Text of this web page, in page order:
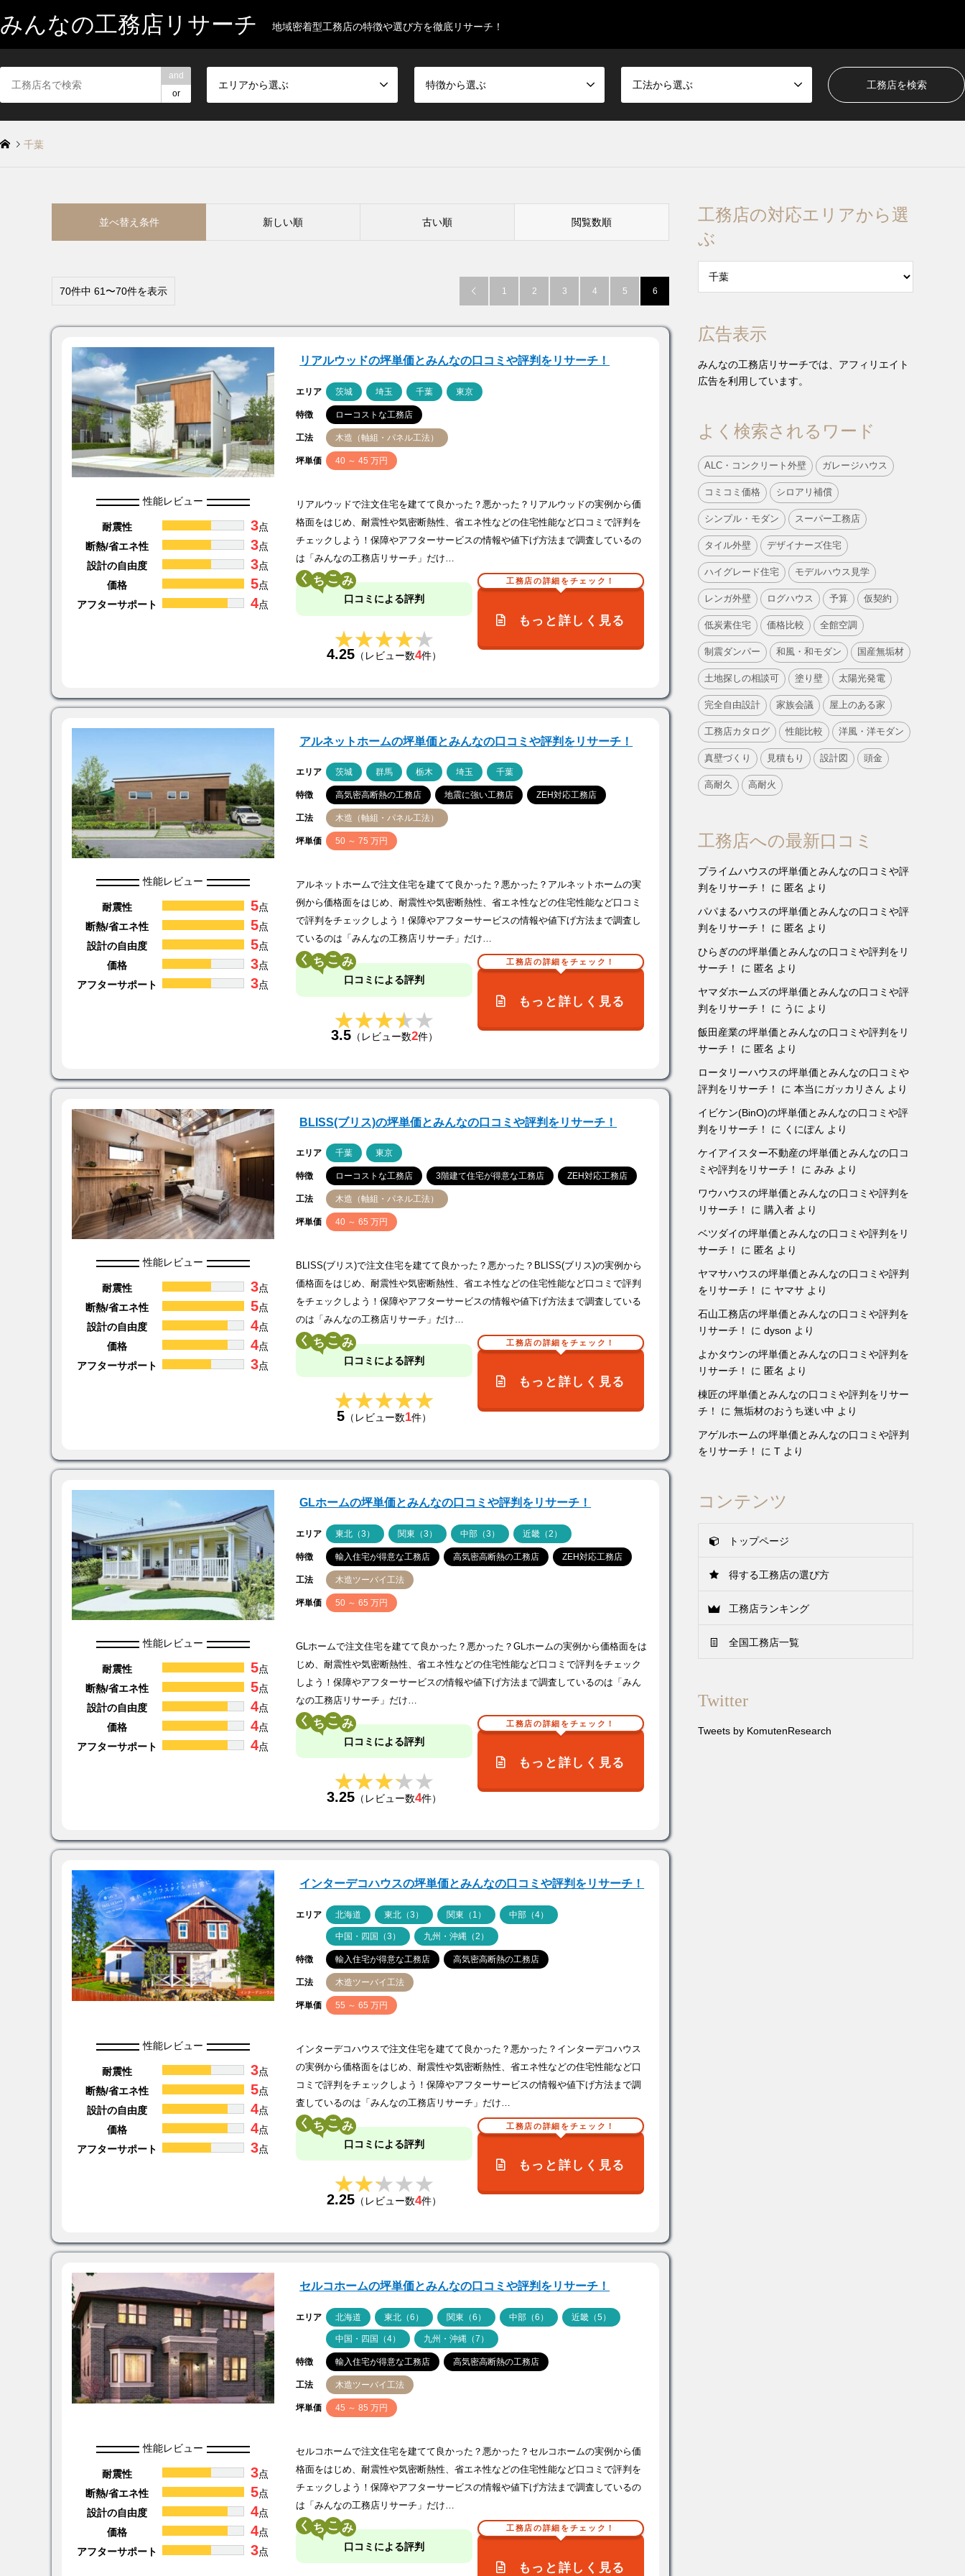
みんなの工務店リサーチ 地域密着型工務店の特徴や選び方を徹底リサーチ！
and
or
エリアから選ぶ 特徴から選ぶ 工法から選ぶ
千葉
並べ替え条件 新しい順 古い順 閲覧数順
70件中 61〜70件を表示  1 2 3 4 5 6
リアルウッドの坪単価とみんなの口コミや評判をリサーチ！
エリア 茨城 埼玉 千葉 東京
特徴 ローコストな工務店
工法 木造（軸組・パネル工法）
坪単価 40 ～ 45 万円
性能レビュー
耐震性 3点
断熱/省エネ性
3点
設計の自由度
3点
価格
5点
アフターサポート
4点
リアルウッドで注文住宅を建てて良かった？悪かった？リアルウッドの実例から価
格面をはじめ、耐震性や気密断熱性、省エネ性などの住宅性能など口コミで評判を
チェックしよう！保障やアフターサービスの情報や値下げ方法まで調査しているの
は「みんなの工務店リサーチ」だけ…
く こ
口コミによる評判
★★★★★
★★★★★
4.25 （レビュー数4件）
工務店の詳細をチェック！
もっと詳しく見る
アルネットホームの坪単価とみんなの口コミや評判をリサーチ！
エリア 茨城 群馬 栃木 埼玉 千葉
特徴 高気密高断熱の工務店 地震に強い工務店 ZEH対応工務店
工法 木造（軸組・パネル工法）
坪単価 50 ～ 75 万円
性能レビュー
耐震性 5点
断熱/省エネ性
5点
設計の自由度
5点
価格
3点
アフターサポート
3点
アルネットホームで注文住宅を建てて良かった？悪かった？アルネットホームの実
例から価格面をはじめ、耐震性や気密断熱性、省エネ性などの住宅性能など口コミ
で評判をチェックしよう！保障やアフターサービスの情報や値下げ方法まで調査し
ているのは「みんなの工務店リサーチ」だけ…
く こ
口コミによる評判
★★★★★
★★★★★
3.5（レビュー数2件）
工務店の詳細をチェック！
もっと詳しく見る
BLISS(ブリス)の坪単価とみんなの口コミや評判をリサーチ！
エリア 千葉 東京
特徴 ローコストな工務店 3階建て住宅が得意な工務店 ZEH対応工務店
工法 木造（軸組・パネル工法）
坪単価 40 ～ 65 万円
性能レビュー
耐震性 3点
断熱/省エネ性
5点
設計の自由度
4点
価格
4点
アフターサポート
3点
BLISS(ブリス)で注文住宅を建てて良かった？悪かった？BLISS(ブリス)の実例から
価格面をはじめ、耐震性や気密断熱性、省エネ性などの住宅性能など口コミで評判
をチェックしよう！保障やアフターサービスの情報や値下げ方法まで調査している
のは「みんなの工務店リサーチ」だけ…
く こ
口コミによる評判
★★★★★
★★★★★
5 （レビュー数1件）
工務店の詳細をチェック！
もっと詳しく見る
GLホームの坪単価とみんなの口コミや評判をリサーチ！
エリア 東北（3） 関東（3） 中部（3） 近畿（2）
特徴 輸入住宅が得意な工務店 高気密高断熱の工務店 ZEH対応工務店
工法 木造ツーバイ工法
坪単価 50 ～ 65 万円
性能レビュー
耐震性 5点
断熱/省エネ性
5点
設計の自由度
4点
価格
4点
アフターサポート
4点
GLホームで注文住宅を建てて良かった？悪かった？GLホームの実例から価格面をは
じめ、耐震性や気密断熱性、省エネ性などの住宅性能など口コミで評判をチェック
しよう！保障やアフターサービスの情報や値下げ方法まで調査しているのは「みん
なの工務店リサーチ」だけ…
く こ
口コミによる評判
★★★★★
★★★★★
3.25 （レビュー数4件）
工務店の詳細をチェック！
もっと詳しく見る
インターデコハウスの坪単価とみんなの口コミや評判をリサーチ！
エリア 北海道 東北（3） 関東（1） 中部（4）
中国・四国（3） 九州・沖縄（2）
特徴 輸入住宅が得意な工務店 高気密高断熱の工務店
工法 木造ツーバイ工法
坪単価 55 ～ 65 万円
性能レビュー
耐震性 3点
断熱/省エネ性
5点
設計の自由度
4点
価格
4点
アフターサポート
3点
インターデコハウスで注文住宅を建てて良かった？悪かった？インターデコハウス
の実例から価格面をはじめ、耐震性や気密断熱性、省エネ性などの住宅性能など口
コミで評判をチェックしよう！保障やアフターサービスの情報や値下げ方法まで調
査しているのは「みんなの工務店リサーチ」だけ…
く こ
口コミによる評判
★★★★★
★★★★★
2.25 （レビュー数4件）
工務店の詳細をチェック！
もっと詳しく見る
セルコホームの坪単価とみんなの口コミや評判をリサーチ！
エリア 北海道 東北（6） 関東（6） 中部（6） 近畿（5）
中国・四国（4） 九州・沖縄（7）
特徴 輸入住宅が得意な工務店 高気密高断熱の工務店
工法 木造ツーバイ工法
坪単価 45 ～ 85 万円
性能レビュー
耐震性 3点
断熱/省エネ性
5点
設計の自由度
4点
価格
4点
アフターサポート
3点
セルコホームで注文住宅を建てて良かった？悪かった？セルコホームの実例から価
格面をはじめ、耐震性や気密断熱性、省エネ性などの住宅性能など口コミで評判を
チェックしよう！保障やアフターサービスの情報や値下げ方法まで調査しているの
は「みんなの工務店リサーチ」だけ…
く こ
口コミによる評判
工務店の詳細をチェック！
もっと詳しく見る
工務店の対応エリアから選
ぶ
広告表示
みんなの工務店リサーチでは、アフィリエイト
広告を利用しています。
よく検索されるワード
ALC・コンクリート外壁 ガレージハウス
コミコミ価格 シロアリ補償
シンプル・モダン スーパー工務店
タイル外壁 デザイナーズ住宅
ハイグレード住宅 モデルハウス見学
レンガ外壁 ログハウス 予算 仮契約
低炭素住宅 価格比較 全館空調
制震ダンパー 和風・和モダン 国産無垢材
土地探しの相談可 塗り壁 太陽光発電
完全自由設計 家族会議 屋上のある家
工務店カタログ 性能比較 洋風・洋モダン
真壁づくり 見積もり 設計図 頭金
高耐久 高耐火
工務店への最新口コミ
プライムハウスの坪単価とみんなの口コミや評
判をリサーチ！
に 匿名 より
パパまるハウスの坪単価とみんなの口コミや評
判をリサーチ！
に 匿名 より
ひらぎのの坪単価とみんなの口コミや評判をリ
サーチ！
に 匿名 より
ヤマダホームズの坪単価とみんなの口コミや評
判をリサーチ！
に うに より
飯田産業の坪単価とみんなの口コミや評判をリ
サーチ！
に 匿名 より
ロータリーハウスの坪単価とみんなの口コミや
評判をリサーチ！
に 本当にガッカリさん より
イビケン(BinO)の坪単価とみんなの口コミや評
判をリサーチ！
に くにぽん より
ケイアイスター不動産の坪単価とみんなの口コ
ミや評判をリサーチ！
に みみ より
ワウハウスの坪単価とみんなの口コミや評判を
リサーチ！
に 購入者 より
ベツダイの坪単価とみんなの口コミや評判をリ
サーチ！
に 匿名 より
ヤマサハウスの坪単価とみんなの口コミや評判
をリサーチ！
に ヤマサ より
石山工務店の坪単価とみんなの口コミや評判を
リサーチ！
に dyson より
よかタウンの坪単価とみんなの口コミや評判を
リサーチ！
に 匿名 より
棟匠の坪単価とみんなの口コミや評判をリサー
チ！
に 無垢材のおうち迷い中 より
アゲルホームの坪単価とみんなの口コミや評判
をリサーチ！
に T より
コンテンツ
トップページ
得する工務店の選び方
工務店ランキング
全国工務店一覧
Twitter
Tweets by KomutenResearch